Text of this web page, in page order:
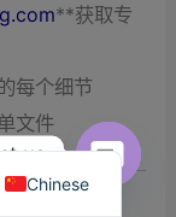
**获取专
每个细节
文件
Chinese
English
us